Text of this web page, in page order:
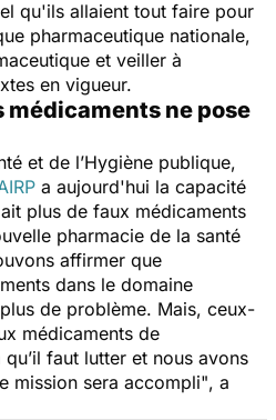
qu'ils allaient tout faire pour
pharmaceutique nationale,
et veiller à
en vigueur.
ne pose
et de l’Hygiène publique,
a aujourd'hui la capacité
plus de faux médicaments
pharmacie de la santé
affirmer que
dans le domaine
de problème. Mais, ceux-
médicaments de
faut lutter et nous avons
mission sera accompli", a